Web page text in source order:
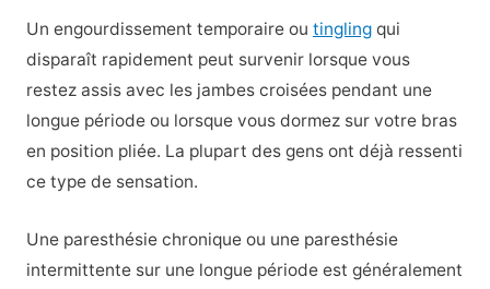
Un engourdissement temporaire ou tinglingqui
disparaît rapidement peut survenir lorsque vous
restez assis avec les jambes croisées pendant une
longue période ou lorsque vous dormez sur votre bras
en position pliée. La plupart des gens ont déjà ressenti
ce type de sensation.
Une paresthésie chronique ou une paresthésie
intermittente sur une longue période est généralement